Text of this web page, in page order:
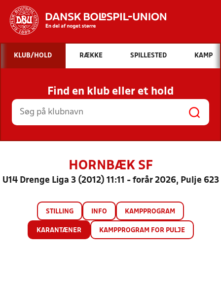
Hvad vil du søge efter?
INDHOLD OG NYHEDER
STILLINGER, RESULTATER, KLUBBER OG
HOLD
KLUB/HOLD RÆKKE SPILLESTED KAMP
Find en klub eller et hold
HORNBÆK SF
U14 Drenge Liga 3 (2012) 11:11 - forår 2026, Pulje 623
STILLING INFO KAMPPROGRAM
KARANTÆNER KAMPPROGRAM FOR PULJE